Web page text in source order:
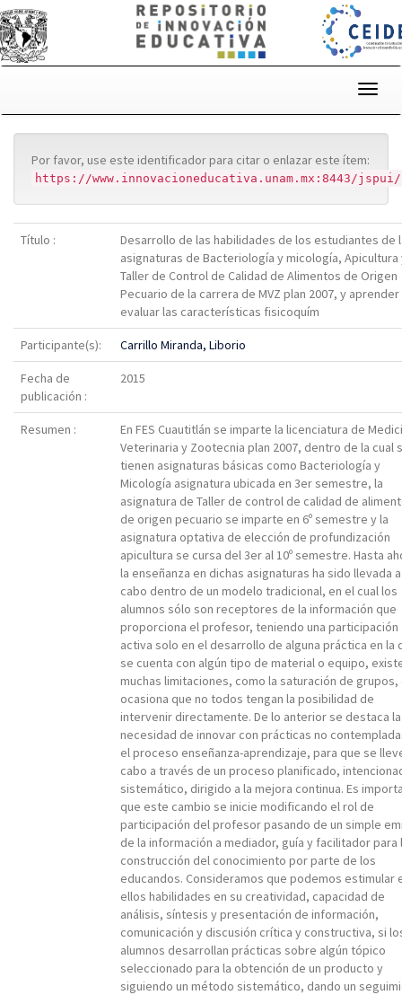
Por favor, use este identificador para citar o enlazar este ítem:
https://www.innovacioneducativa.unam.mx:8443/jspui/
Título :
Desarrollo de las habilidades de los estudiantes de
asignaturas de Bacteriología y micología, Apicultura
Taller de Control de Calidad de Alimentos de Origen
Pecuario de la carrera de MVZ plan 2007, y aprender
evaluar las características fisicoquím
Participante(s): Carrillo Miranda, Liborio
Fecha de
publicación :
2015
Resumen :
En FES Cuautitlán se imparte la licenciatura de
Veterinaria y Zootecnia plan 2007, dentro de la cual
tienen asignaturas básicas como Bacteriología y
Micología asignatura ubicada en 3er semestre, la
asignatura de Taller de control de calidad de
de origen pecuario se imparte en 6º semestre y la
asignatura optativa de elección de profundización
apicultura se cursa del 3er al 10º semestre. Hasta
la enseñanza en dichas asignaturas ha sido llevada a
cabo dentro de un modelo tradicional, en el cual los
alumnos sólo son receptores de la información que
proporciona el profesor, teniendo una participación
activa solo en el desarrollo de alguna práctica en la
se cuenta con algún tipo de material o equipo,
muchas limitaciones, como la saturación de grupos,
ocasiona que no todos tengan la posibilidad de
intervenir directamente. De lo anterior se destaca la
necesidad de innovar con prácticas no
el proceso enseñanza-aprendizaje, para que se
cabo a través de un proceso planificado,
sistemático, dirigido a la mejora continua. Es
que este cambio se inicie modificando el rol de
participación del profesor pasando de un simple
de la información a mediador, guía y facilitador para
construcción del conocimiento por parte de los
educandos. Consideramos que podemos estimular
ellos habilidades en su creatividad, capacidad de
análisis, síntesis y presentación de información,
comunicación y discusión crítica y constructiva, si
alumnos desarrollan prácticas sobre algún tópico
seleccionado para la obtención de un producto y
siguiendo un método sistemático, dando un